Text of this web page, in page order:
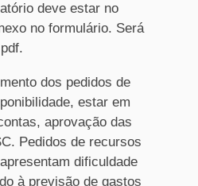
deve estar no
no formulário. Será
dos pedidos de
estar em
aprovação das
Pedidos de recursos
dificuldade
à previsão de gastos